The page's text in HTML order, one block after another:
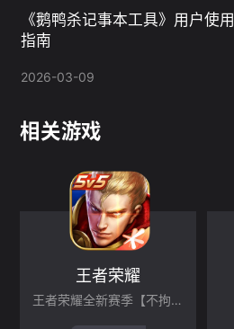
《鹅鸭杀记事本工具》用户使用
指南
2026-03-09
相关游戏
王者荣耀
王者荣耀全新赛季【不拘命格】现已上线！孙悟空命格【心魔六耳】登场 ，命，不拘一格